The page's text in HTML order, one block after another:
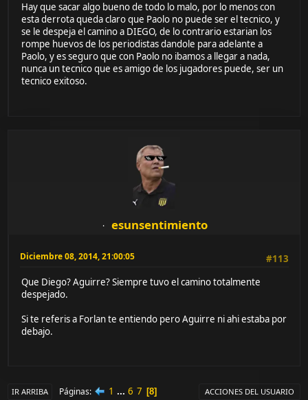
Hay que sacar algo bueno de todo lo malo, por lo menos con
esta derrota queda claro que Paolo no puede ser el tecnico, y
se le despeja el camino a DIEGO, de lo contrario estarian los
rompe huevos de los periodistas dandole para adelante a
Paolo, y es seguro que con Paolo no ibamos a llegar a nada,
nunca un tecnico que es amigo de los jugadores puede, ser un
tecnico exitoso.
esunsentimiento
Diciembre 08, 2014, 21:00:05
#113
Que Diego? Aguirre? Siempre tuvo el camino totalmente
despejado.
Si te referis a Forlan te entiendo pero Aguirre ni ahi estaba por
debajo.
IR ARRIBA Páginas 1 ... 6 7 8 ACCIONES DEL USUARIO